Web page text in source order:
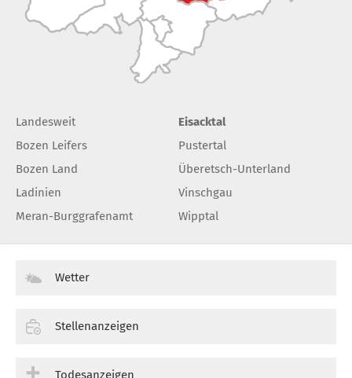
Landesweit
Bozen Leifers
Bozen Land
Ladinien
Meran-Burggrafenamt
Eisacktal
Pustertal
Überetsch-Unterland
Vinschgau
Wipptal
Wetter
Stellenanzeigen
Todesanzeigen